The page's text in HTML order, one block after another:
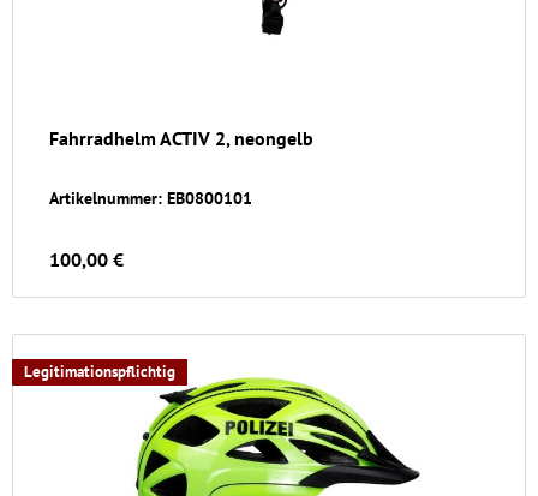
Fahrradhelm ACTIV 2, neongelb
Artikelnummer: EB0800101
100,00 €
Legitimationspflichtig